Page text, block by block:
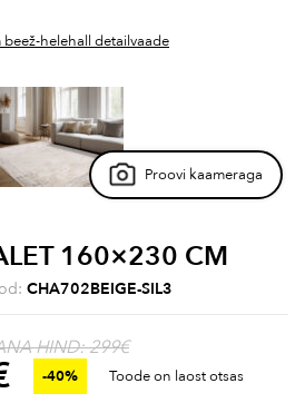
Proovi kaameraga
160×230 CM
CHA702BEIGE-SIL3
HIND: 299€
-40% Toode on laost otsas